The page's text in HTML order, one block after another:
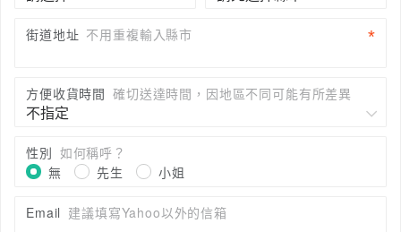
街道地址 不用重複輸入縣市
方便收貨時間 確切送達時間，因地區不同可能有所差異
性別 如何稱呼？
無
先生 小姐
Email 建議填寫Yahoo以外的信箱